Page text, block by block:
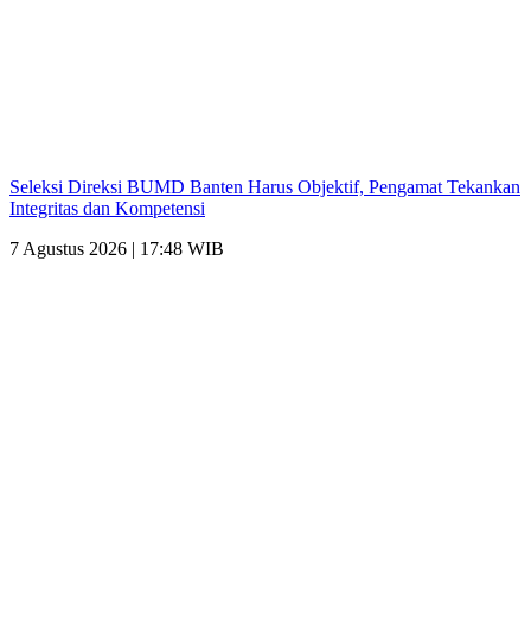
Seleksi Direksi BUMD Banten Harus Objektif, Pengamat Tekankan
Integritas dan Kompetensi
7 Agustus 2026 | 17:48 WIB